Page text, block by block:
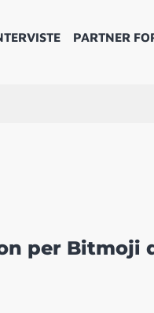
PARTNER
per Bitmoji